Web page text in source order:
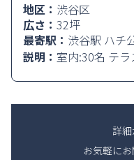
地区： 渋谷区
広さ： 32坪
最寄駅： 渋谷駅 ハチ
説明： 室内:30名 テラ
詳
お気軽に